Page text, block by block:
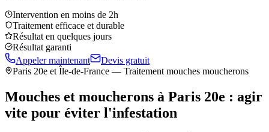
Intervention en moins de 2h
Traitement efficace et durable
Résultat en quelques jours
Résultat garanti
Appeler maintenant
Devis gratuit
Paris 20e et Île-de-France — Traitement mouches moucherons
Mouches et moucherons à Paris 20e : agir
vite pour éviter l'infestation